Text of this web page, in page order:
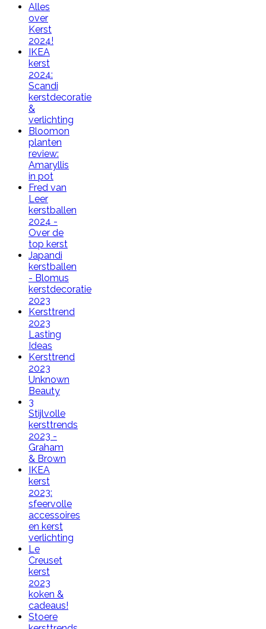
Alles
over
Kerst
2024!
IKEA
kerst
2024:
Scandi
kerstdecoratie
&
verlichting
Bloomon
planten
review:
Amaryllis
in pot
Fred van
Leer
kerstballen
2024 -
Over de
top kerst
Japandi
kerstballen
- Blomus
kerstdecoratie
2023
Kersttrend
2023
Lasting
Ideas
Kersttrend
2023
Unknown
Beauty
3
Stijlvolle
kersttrends
2023 -
Graham
& Brown
IKEA
kerst
2023:
sfeervolle
accessoires
en kerst
verlichting
Le
Creuset
kerst
2023
koken &
cadeaus!
Stoere